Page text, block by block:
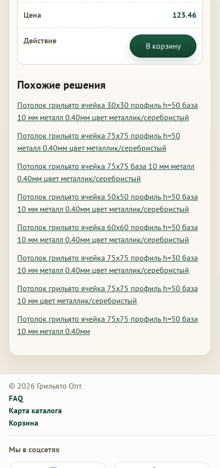
123.46
В корзину
Похожие решения
Потолок грильято ячейка 30х30 профиль h=50 база
10 мм металл 0.40мм цвет металлик/серебристый
Потолок грильято ячейка 75х75 профиль h=50
металл 0.40мм цвет металлик/серебристый
Потолок грильято ячейка 75х75 база 10 мм металл
0.40мм цвет металлик/серебристый
Потолок грильято ячейка 50х50 профиль h=50 база
10 мм металл 0.40мм цвет металлик/серебристый
Потолок грильято ячейка 60х60 профиль h=50 база
10 мм металл 0.40мм цвет металлик/серебристый
Потолок грильято ячейка 75х75 профиль h=30 база
10 мм металл 0.40мм цвет металлик/серебристый
Потолок грильято ячейка 75х75 профиль h=50 база
10 мм цвет металлик/серебристый
Потолок грильято ячейка 75х75 профиль h=50 база
10 мм металл 0.40мм
© 2026 Грильято Опт
FAQ
Карта каталога
Корзина
Мы в соцсетях